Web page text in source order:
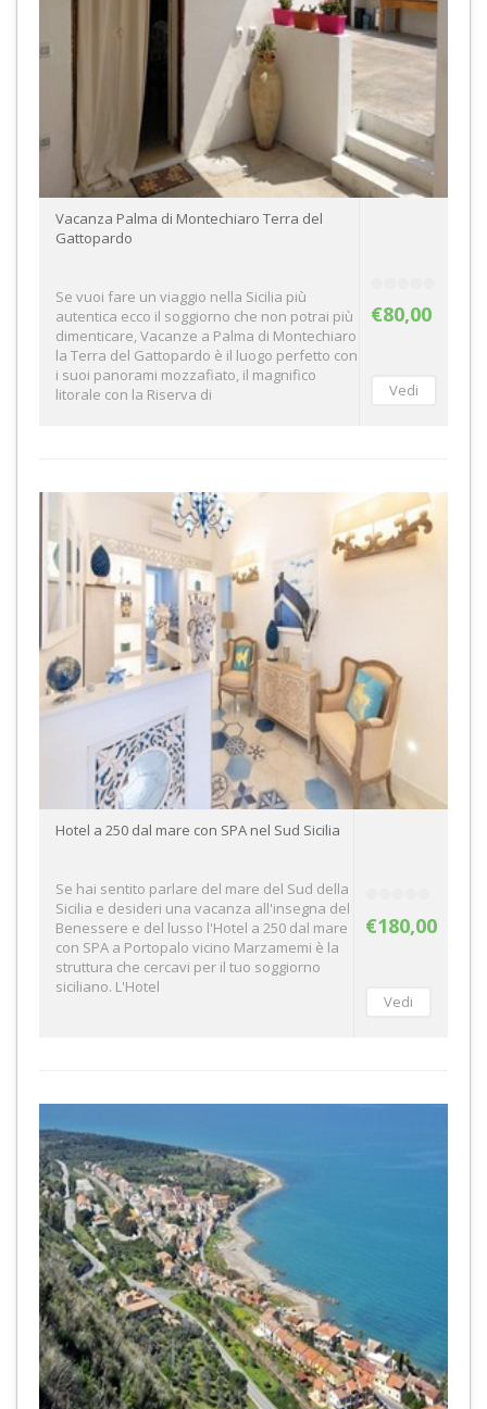
€80,00
Vacanza Palma di Montechiaro Terra del
Gattopardo
Se vuoi fare un viaggio nella Sicilia più
autentica ecco il soggiorno che non potrai più
dimenticare, Vacanze a Palma di Montechiaro
la Terra del Gattopardo è il luogo perfetto con
i suoi panorami mozzafiato, il magnifico
litorale con la Riserva di
€180,00
Hotel a 250 dal mare con SPA nel Sud Sicilia
Se hai sentito parlare del mare del Sud della
Sicilia e desideri una vacanza all'insegna del
Benessere e del lusso l'Hotel a 250 dal mare
con SPA a Portopalo vicino Marzamemi è la
struttura che cercavi per il tuo soggiorno
siciliano. L'Hotel